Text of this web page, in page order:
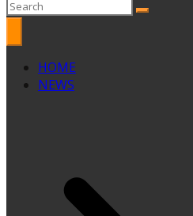
HOME
NEWS